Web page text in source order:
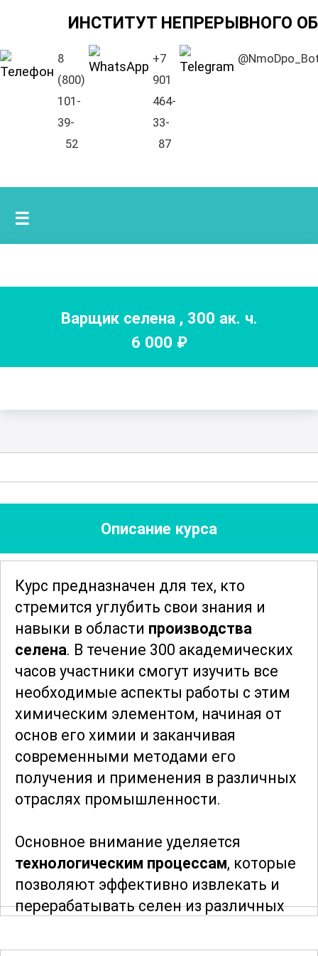
ИНСТИТУТ НЕПРЕРЫВНОГО
8
(800)
101-
39-
52
+7
901
464-
33-
87
☰
Варщик селена , 300 ак. ч.
6 000 ₽
Описание курса
Курс предназначен для тех, кто
стремится углубить свои знания и
навыки в области производства
селена. В течение 300 академических
часов участники смогут изучить все
необходимые аспекты работы с этим
химическим элементом, начиная от
основ его химии и заканчивая
современными методами его
получения и применения в различных
отраслях промышленности.
Основное внимание уделяется
технологическим процессам, которые
позволяют эффективно извлекать и
перерабатывать селен из различных
методах добычи, очистки и